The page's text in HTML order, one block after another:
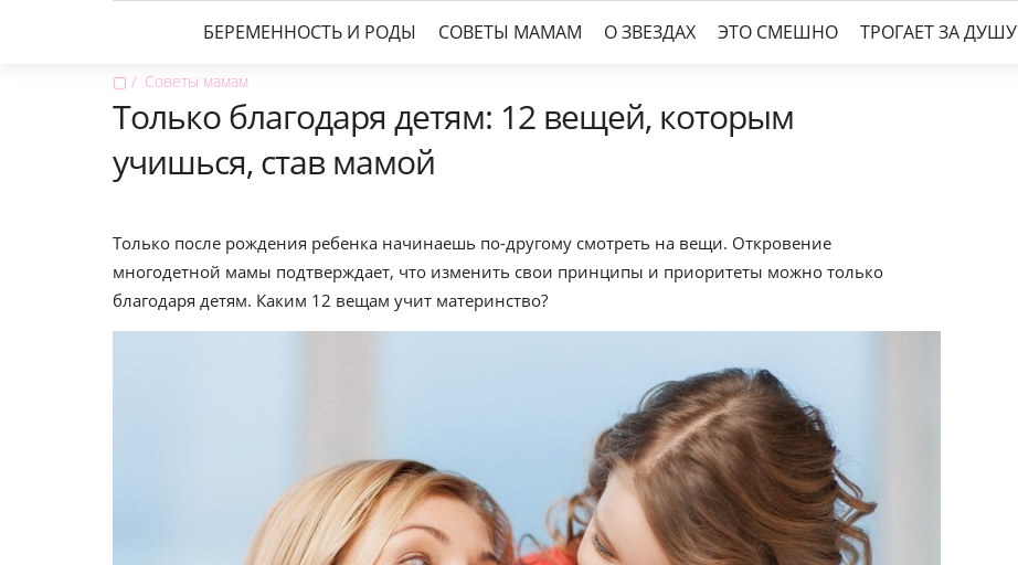
БЕРЕМЕННОСТЬ И РОДЫ СОВЕТЫ МАМАМ О ЗВЕЗДАХ ЭТО СМЕШНО ТРОГАЕТ ЗА ДУШУ
▢ Советы мамам
Только благодаря детям: 12 вещей, которым
учишься, став мамой
Только после рождения ребенка начинаешь по-другому смотреть на вещи. Откровение
многодетной мамы подтверждает, что изменить свои принципы и приоритеты можно только
благодаря детям. Каким 12 вещам учит материнство?